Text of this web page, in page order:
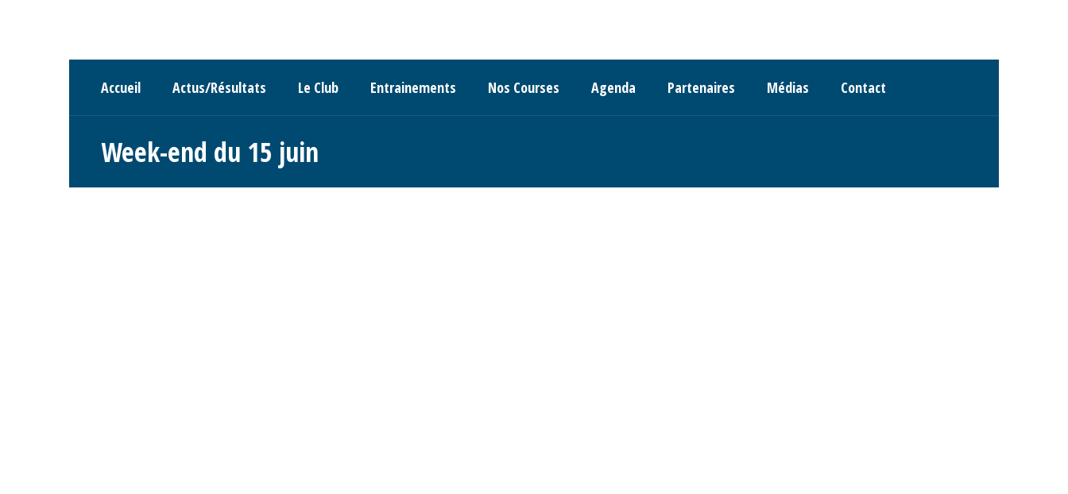
Accueil Actus/Résultats Le Club Entrainements Nos Courses Agenda Partenaires Médias Contact
Week-end du 15 juin